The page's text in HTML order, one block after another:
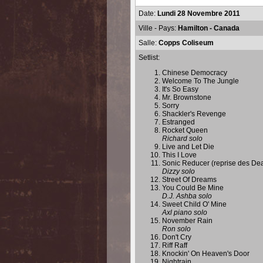
Date: Lundi 28 Novembre 2011
Ville - Pays: Hamilton - Canada
Salle: Copps Coliseum
Setlist:
Chinese Democracy
Welcome To The Jungle
It's So Easy
Mr. Brownstone
Sorry
Shackler's Revenge
Estranged
Rocket Queen
Richard solo
Live and Let Die
This I Love
Sonic Reducer (reprise des
Dizzy solo
Street Of Dreams
You Could Be Mine
D.J. Ashba solo
Sweet Child O' Mine
Axl piano solo
November Rain
Ron solo
Don't Cry
Riff Raff
Knockin' On Heaven's Door